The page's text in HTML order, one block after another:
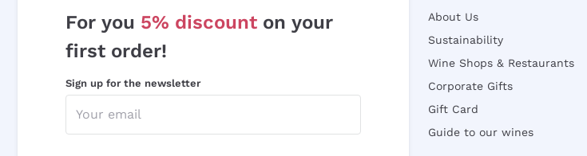
For you 5% discount on your
first order!
Sign up for the newsletter
About Us
Sustainability
Wine Shops & Restaurants
Corporate Gifts
Gift Card
Guide to our wines